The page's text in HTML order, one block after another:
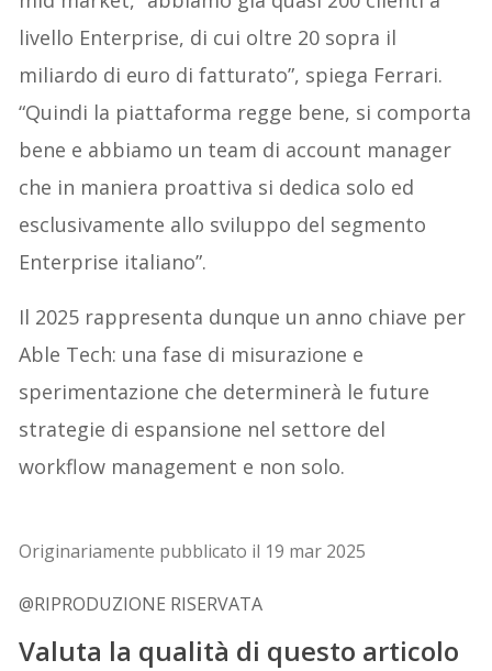
livello Enterprise, di cui oltre 20 sopra il
miliardo di euro di fatturato”, spiega Ferrari.
“Quindi la piattaforma regge bene, si comporta
bene e abbiamo un team di account manager
che in maniera proattiva si dedica solo ed
esclusivamente allo sviluppo del segmento
Enterprise italiano”.
Il 2025 rappresenta dunque un anno chiave per
Able Tech: una fase di misurazione e
sperimentazione che determinerà le future
strategie di espansione nel settore del
workflow management e non solo.
Originariamente pubblicato il 19 mar 2025
@RIPRODUZIONE RISERVATA
Valuta la qualità di questo articolo